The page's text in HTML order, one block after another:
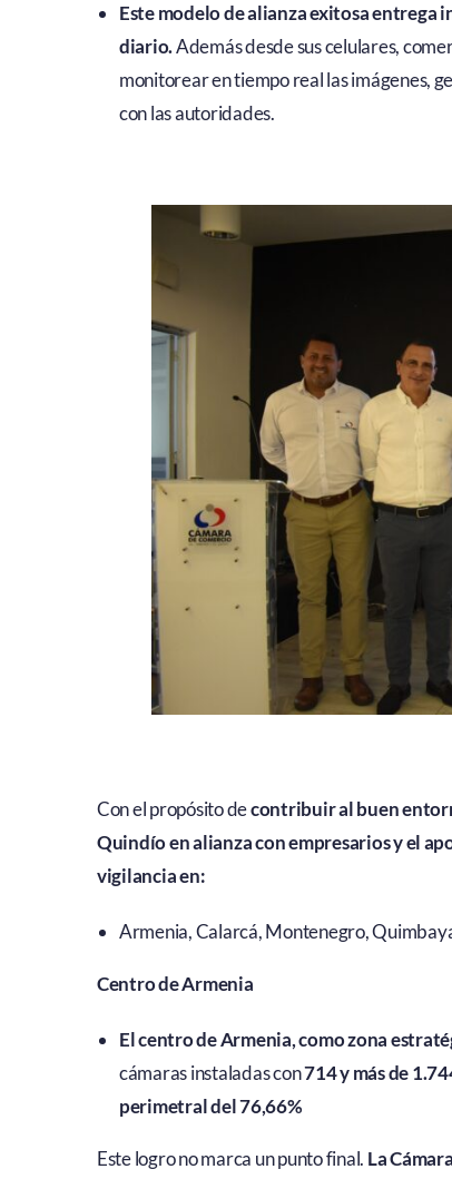
Este modelo de alianza exitosa entrega
diario.Además desde sus celulares,
monitorear en tiempo real las imágenes,
con las autoridades.
Con el propósito decontribuir al buen
Quindío en alianza con empresarios y el
vigilancia en:
Armenia, Calarcá, Montenegro,
Centro de Armenia
El centro de Armenia, como zona
cámaras instaladas con714 y más de
perimetral del 76,66%
Este logro no marca un punto final. La